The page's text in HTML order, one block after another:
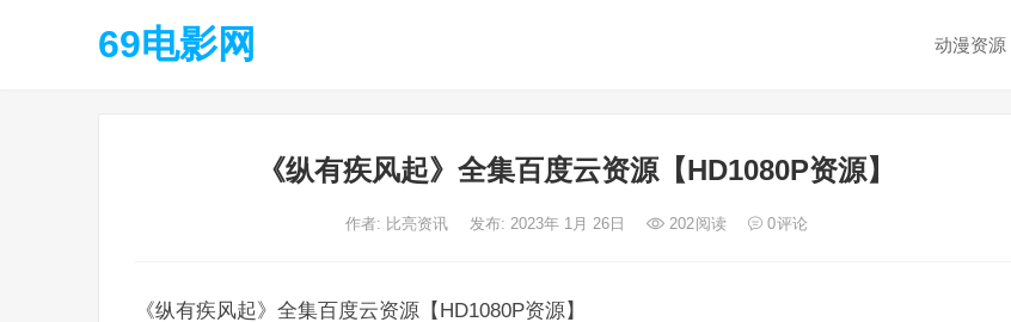
69电影网 动漫资源
《纵有疾风起》全集百度云资源【HD1080P资源】
作者: 比亮资讯 发布: 2023年 1月 26日 202阅读 0评论
《纵有疾风起》全集百度云资源【HD1080P资源】